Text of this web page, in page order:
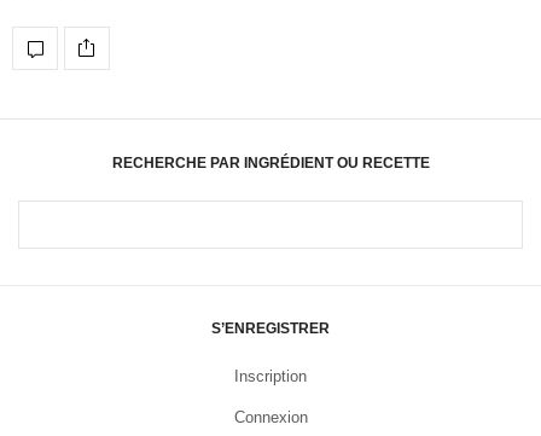
RECHERCHE PAR INGRÉDIENT OU RECETTE
S’ENREGISTRER
Inscription
Connexion